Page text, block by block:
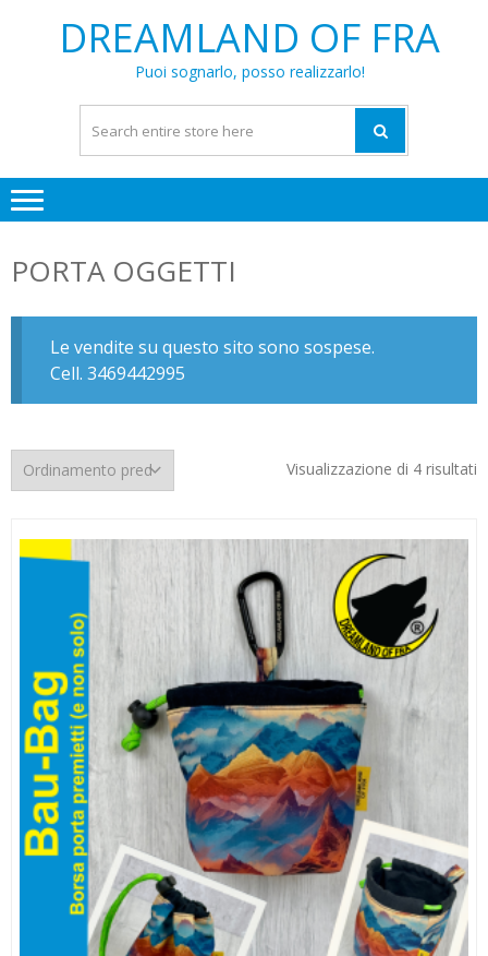
DREAMLAND OF FRA
Puoi sognarlo, posso realizzarlo!
PORTA OGGETTI
Le vendite su questo sito sono sospese.
Cell. 3469442995
Visualizzazione di 4 risultati